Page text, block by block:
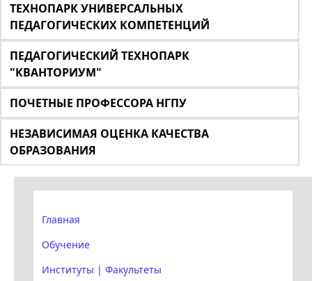
ТЕХНОПАРК УНИВЕРСАЛЬНЫХ
ПЕДАГОГИЧЕСКИХ КОМПЕТЕНЦИЙ
ПЕДАГОГИЧЕСКИЙ ТЕХНОПАРК
"КВАНТОРИУМ"
ПОЧЕТНЫЕ ПРОФЕССОРА НГПУ
НЕЗАВИСИМАЯ ОЦЕНКА КАЧЕСТВА
ОБРАЗОВАНИЯ
Главная
Обучение
Институты | Факультеты